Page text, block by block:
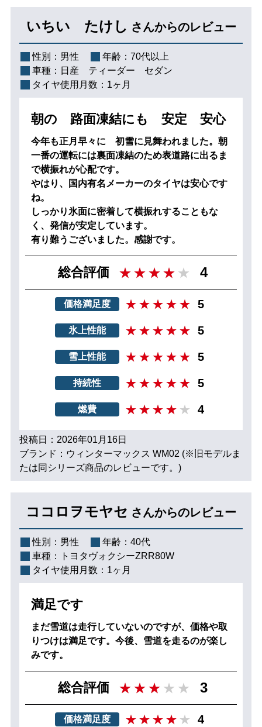
いちい たけし さんからのレビュー
性別： 男性 年齢： 70代以上
車種： 日産 ティーダー セダン
タイヤ使用月数： 1ヶ月
朝の 路面凍結にも 安定 安心
今年も正月早々に 初雪に見舞われました。朝
一番の運転には裏面凍結のため表道路に出るま
で横振れが心配です。
やはり、国内有名メーカーのタイヤは安心です
ね。
しっかり氷面に密着して横振れすることもな
く、発信が安定しています。
有り難うございました。感謝です。
総合評価 4
価格満足度 5
氷上性能 5
雪上性能 5
持続性 5
燃費 4
投稿日：2026年01月16日
ブランド：ウィンターマックス WM02 (※旧モデルま
たは同シリーズ商品のレビューです。)
ココロヲモヤセ さんからのレビュー
性別： 男性 年齢： 40代
車種：
トヨタヴォクシーZRR80W
タイヤ使用月数： 1ヶ月
満足です
まだ雪道は走行していないのですが、価格や取
りつけは満足です。今後、雪道を走るのが楽し
みです。
総合評価 3
価格満足度 4